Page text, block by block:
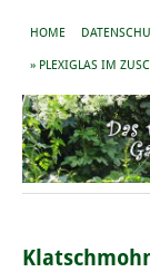
HOME
» PLEXIGLAS IM